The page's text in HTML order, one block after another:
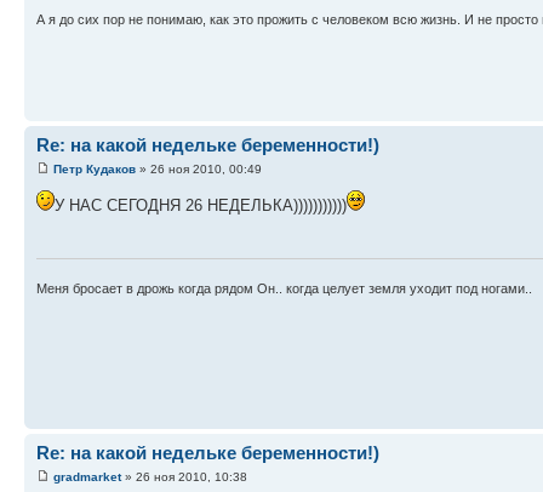
А я до сих пор не понимаю, как это прожить с человеком всю жизнь. И не
Re: на какой недельке беременности!)
Петр Кудаков » 26 ноя 2010, 00:49
У НАС СЕГОДНЯ 26 НЕДЕЛЬКА)))))))))))
Меня бросает в дрожь когда рядом Он.. когда целует земля уходит под ногами..
Re: на какой недельке беременности!)
gradmarket» 26 ноя 2010, 10:38